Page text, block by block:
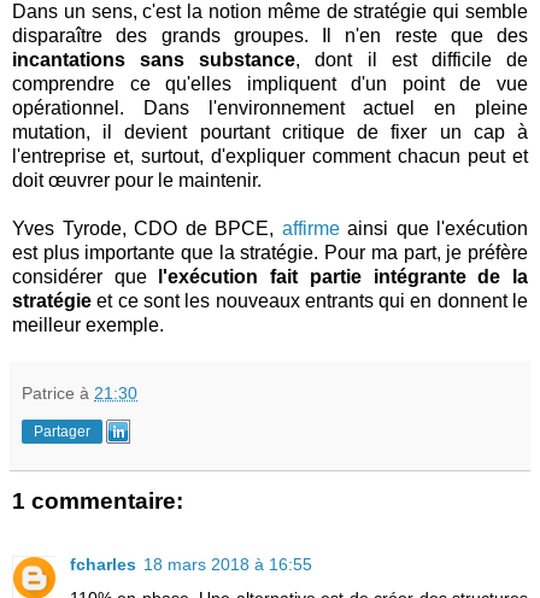
Dans un sens, c'est la notion même de stratégie qui semble
disparaître des grands groupes. Il n'en reste que des
incantations sans substance, dont il est difficile de
comprendre ce qu'elles impliquent d'un point de vue
opérationnel. Dans l'environnement actuel en pleine
mutation, il devient pourtant critique de fixer un cap à
l'entreprise et, surtout, d'expliquer comment chacun peut et
doit œuvrer pour le maintenir.
Yves Tyrode, CDO de BPCE, affirmeainsi que l'exécution
est plus importante que la stratégie. Pour ma part, je préfère
considérer que
l'exécution fait partie intégrante de la
stratégie et ce sont les nouveaux entrants qui en donnent le
meilleur exemple.
Patrice à 21:30
Partager
1 commentaire:
fcharles 18 mars 2018 à 16:55